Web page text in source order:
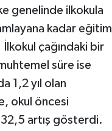
genelinde ilkokula
kadar eğitim
çağındaki bir
süre ise
1,2 yıl olan
okul öncesi
artış gösterdi.